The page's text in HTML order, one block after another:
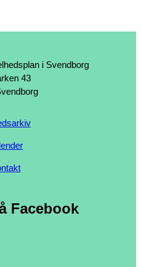
i Svendborg
43
Facebook